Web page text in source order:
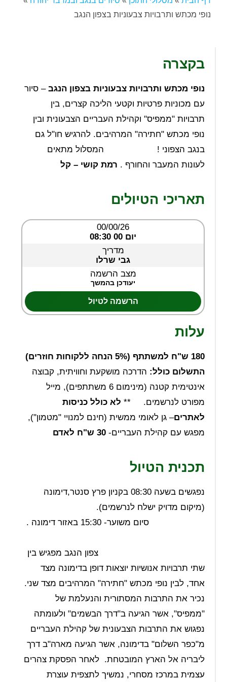
נופי מכתש ותרבויות צבעוניות בצפון הנגב
בקצרה
נופי מכתש ותרבויות צבעוניות בצפון הנגב – סיור
עם מכוניות פרטיות וקטעי הליכה קצרים, בין
תרבויות "ממפיס" וקהילת העבריים הצבעונית ובין
נופי מכתש "חתירה" המרהיבים. להרגיש חו"ל גם
בנגב הצפוני ! המסלול מתאים
לעונות המעבר והחורף . רמת קושי – קל
תאריכי הטיולים
00/00/26
יום 00 08:30
מדריך
גבי שרלו
מצב הרשמה
יעודכן בהמשך
הרשמה לטיול
עלות
180 ש"ח למשתתף (5% הנחה ללקוחות חוזרים)
התשלום כולל: הדרכה מושקעת וחוויתית, קבוצה
אינטימית קטנה (מינימום 6 משתתפים), מייל
מפורט לנרשמים. ** לא כולל כניסות
לאתרים– גן לאומי ממשית (חינם למנויי "מטמון"),
מפגש עם קהילת העבריים-30 ש"ח לאדם
תכנית הטיול
נפגשים בשעה 08:30 בקניון פרץ סנטר,דימונה
(מיקום מדויק ישלח לנרשמים).
סיום משוער- 15:30 באזור דימונה .
צפון הנגב מפגיש בין
שתי תרבויות אנושיות יוצאות דופן בדימונה מצד
אחד, לבין נופי מכתש "חתירה" המרהיבים מצד שני.
נכיר את התרבות המסתורית והנעלמת של
"ממפיס", אשר הגיעה ב"דרך הבשמים" ולעומתה
נפגוש את התרבות הצבעונית של קהילת העבריים
מ"כפר השלום" בדימונה, אשר הגיעה מארה"ב דרך
ליבריה אל הארץ המובטחת. לאחר הפסקת צהרים
עצמית במרכז מסחרי, נמשיך לתצפית עוצרת